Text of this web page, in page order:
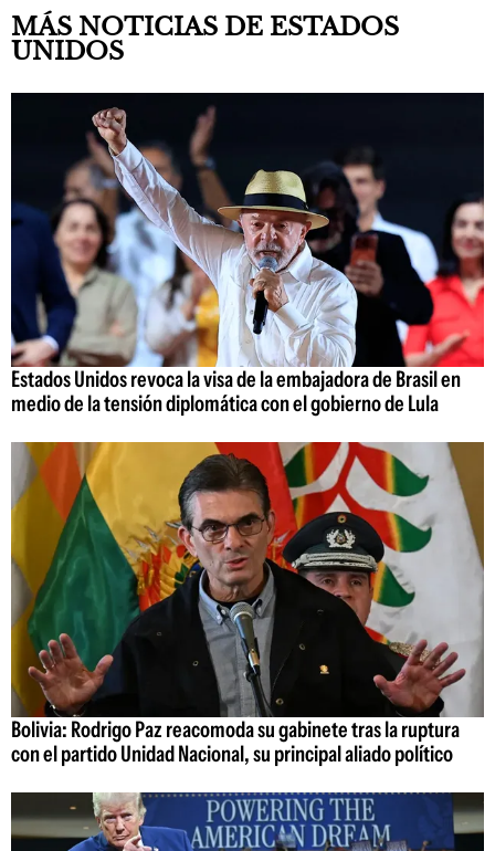
MÁS NOTICIAS DE ESTADOS
UNIDOS
Estados Unidos revoca la visa de la embajadora de Brasil en
medio de la tensión diplomática con el gobierno de Lula
Bolivia: Rodrigo Paz reacomoda su gabinete tras la ruptura
con el partido Unidad Nacional, su principal aliado político